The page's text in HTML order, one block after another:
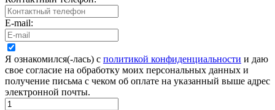
E-mail:
Я ознакомился(-лась) с политикой конфиденциальности и даю
свое согласие на обработку моих персональных данных и
получение письма с чеком об оплате на указанный выше адрес
электронной почты.